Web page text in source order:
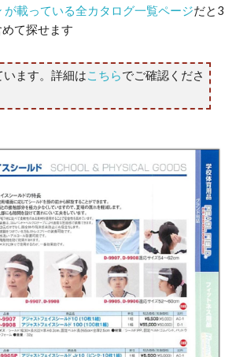
が載っている全カタログ一覧ページだと3
て探せます
ます。詳細はこちらでご確認くださ